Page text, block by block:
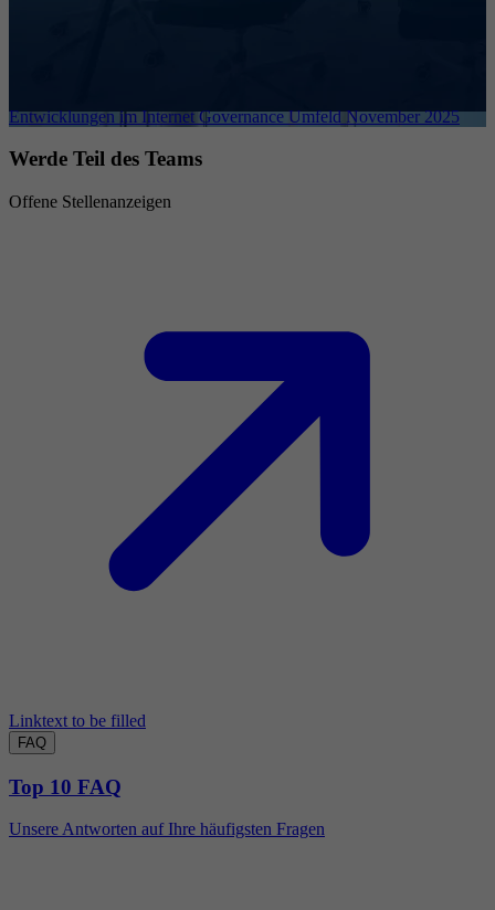
Entwicklungen im Internet Governance Umfeld November 2025
Werde Teil des Teams
Offene Stellenanzeigen
Linktext to be filled
FAQ
Top 10 FAQ
Unsere Antworten auf Ihre häufigsten Fragen